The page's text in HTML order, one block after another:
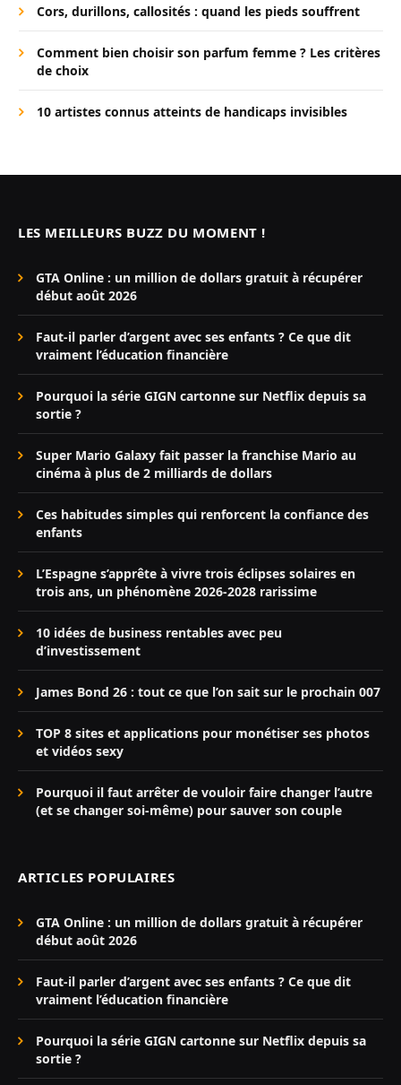
Cors, durillons, callosités : quand les pieds souffrent
Comment bien choisir son parfum femme ? Les critères
de choix
10 artistes connus atteints de handicaps invisibles
LES MEILLEURS BUZZ DU MOMENT !
GTA Online : un million de dollars gratuit à récupérer
début août 2026
Faut-il parler d’argent avec ses enfants ? Ce que dit
vraiment l’éducation financière
Pourquoi la série GIGN cartonne sur Netflix depuis sa
sortie ?
Super Mario Galaxy fait passer la franchise Mario au
cinéma à plus de 2 milliards de dollars
Ces habitudes simples qui renforcent la confiance des
enfants
L’Espagne s’apprête à vivre trois éclipses solaires en
trois ans, un phénomène 2026-2028 rarissime
10 idées de business rentables avec peu
d’investissement
James Bond 26 : tout ce que l’on sait sur le prochain 007
TOP 8 sites et applications pour monétiser ses photos
et vidéos sexy
Pourquoi il faut arrêter de vouloir faire changer l’autre
(et se changer soi-même) pour sauver son couple
ARTICLES POPULAIRES
GTA Online : un million de dollars gratuit à récupérer
début août 2026
Faut-il parler d’argent avec ses enfants ? Ce que dit
vraiment l’éducation financière
Pourquoi la série GIGN cartonne sur Netflix depuis sa
sortie ?